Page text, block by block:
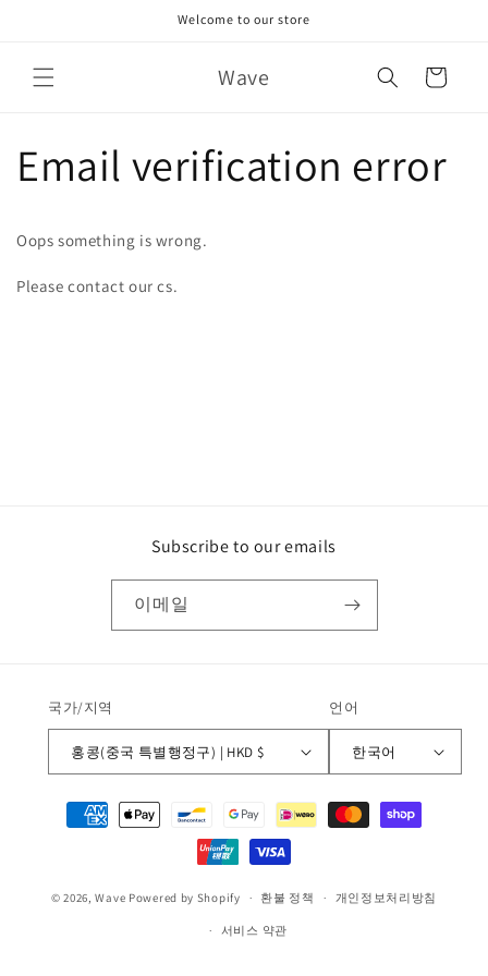
Welcome to our store
Wave
트
Email verification error
Oops something is wrong.
Please contact our cs.
Subscribe to our emails
이메일
국가/지역
홍콩(중국 특별행정구) | HKD $
언어
한국어
법© 2026,Wave Powered by Shopify 환불 정책 개인정보처리방침
서비스 약관